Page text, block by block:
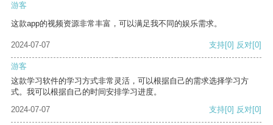
游客
这款app的视频资源非常丰富，可以满足我不同的娱乐需求。
2024-07-07 支持[0] 反对[0]
游客
这款学习软件的学习方式非常灵活，可以根据自己的需求选择学习方
式。我可以根据自己的时间安排学习进度。
2024-07-07
支持[0] 反对[0]